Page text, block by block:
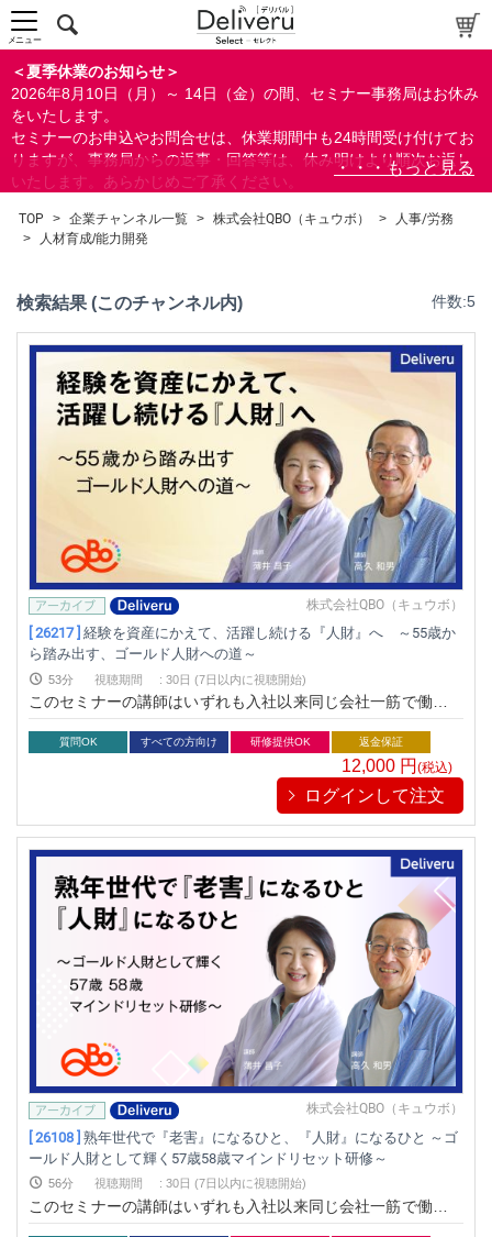
＜夏季休業のお知らせ＞
2026年8月10日（月）～ 14日（金）の間、セミナー事務局はお休み
をいたします。
セミナーのお申込やお問合せは、休業期間中も24時間受け付けてお
りますが、事務局からの返事・回答等は、休み明けより順次お返し
いたします。あらかじめご了承ください。
ができます。
メニュー
TOP > 企業チャンネル一覧 > 株式会社QBO（キュウボ） >
人事/労務
>
人材育成/能力開発
検索結果 (このチャンネル内) 件数:5
株式会社QBO（キュウボ）
[ 26217 ] 経験を資産にかえて、活躍し続ける『人財』へ ～55歳か
ら踏み出す、ゴールド人財への道～
53分 視聴期間 : 30日 (7日以内に視聴開始)
このセミナーの講師はいずれも入社以来同じ会社一筋で働き、
定年退職後は継続再雇用を続けながら、セカンドキャリアとし
ても働いています。その間、闘病生活や介護など、様々な経験
を経ている講師だからこそ語れる、「ゴールド人財」になるた
めのマインドセットについて学んでいただく機会とします。
質問OK すべての方向け 研修提供OK 返金保証
12,000 円 (税込)
ログインして注文
株式会社QBO（キュウボ）
[ 26108 ] 熟年世代で『老害』になるひと、『人財』になるひと ～ゴ
ールド人財として輝く57歳58歳マインドリセット研修～
56分 視聴期間 : 30日 (7日以内に視聴開始)
このセミナーの講師はいずれも入社以来同じ会社一筋で働き、
定年退職後は継続再雇用を続けながら、セカンドキャリアとし